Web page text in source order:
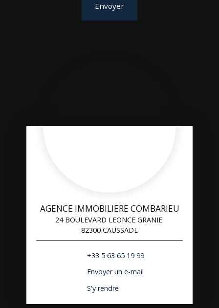
Envoyer
AGENCE IMMOBILIERE COMBARIEU
24 BOULEVARD LEONCE GRANIE
82300 CAUSSADE
+33 5 63 65 19 99
Envoyer un e-mail
S'y rendre